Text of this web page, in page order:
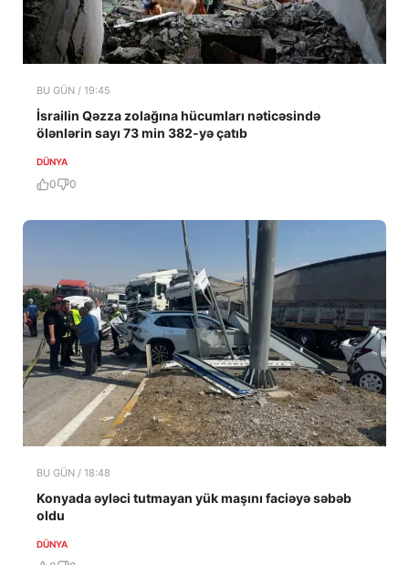
BU GÜN / 19:45
İsrailin Qəzza zolağına hücumları nəticəsində
ölənlərin sayı 73 min 382-yə çatıb
DÜNYA
0 0
BU GÜN / 18:48
Konyada əyləci tutmayan yük maşını faciəyə səbəb
oldu
DÜNYA